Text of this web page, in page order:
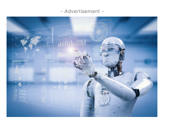
- Advertisement -